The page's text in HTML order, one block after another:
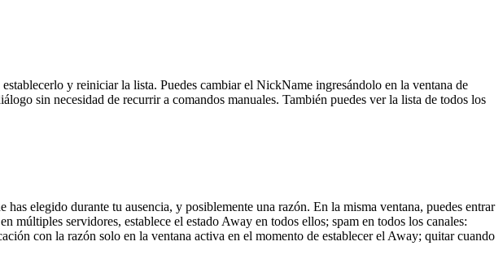
y reiniciar la lista. Puedes cambiar el NickName ingresándolo en la ventana de
sin necesidad de recurrir a comandos manuales. También puedes ver la lista de todos los
elegido durante tu ausencia, y posiblemente una razón. En la misma ventana, puedes entrar
múltiples servidores, establece el estado Away en todos ellos; spam en todos los canales:
con la razón solo en la ventana activa en el momento de establecer el Away; quitar cuando